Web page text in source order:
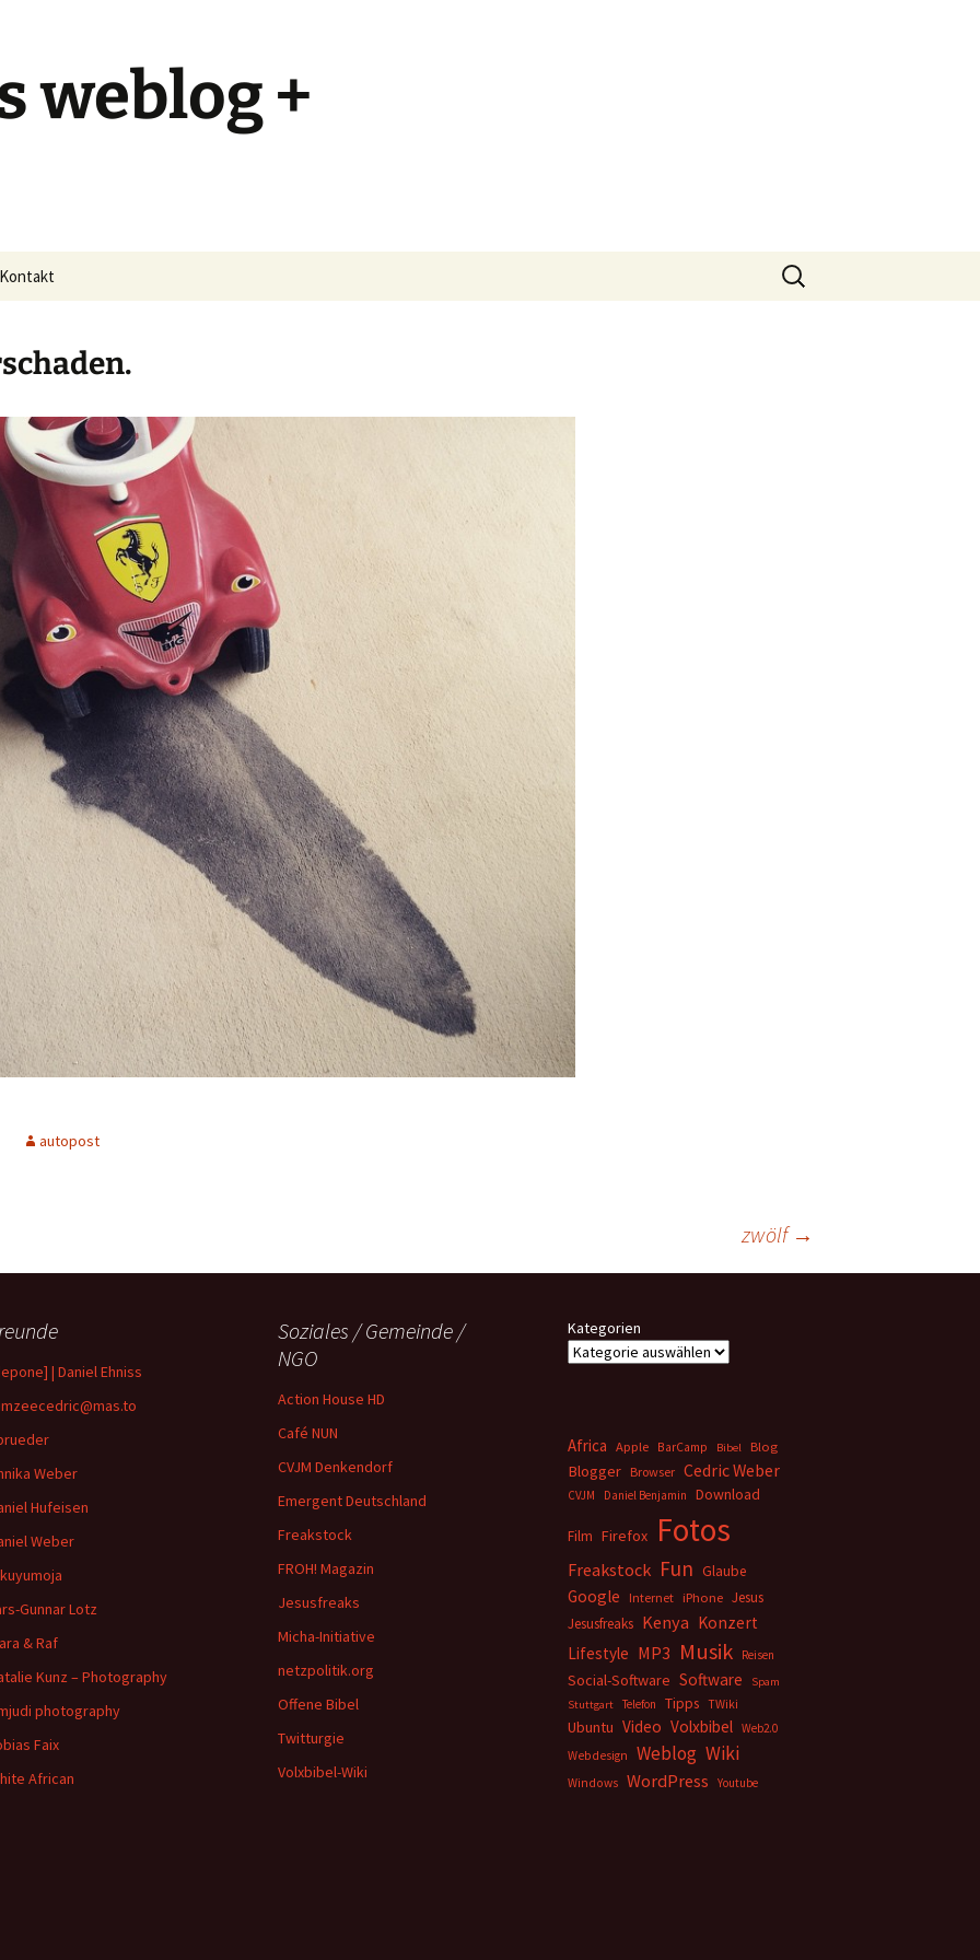
weblog +
Kontakt
Suchen
nach:
autopost
zwölf →
| Daniel Ehniss
Weber
Hufeisen
Weber
Gunnar Lotz
& Raf
Kunz – Photography
photography
Faix
African
Soziales / Gemeinde /
NGO
Action House HD
Café NUN
CVJM Denkendorf
Emergent Deutschland
Freakstock
FROH! Magazin
Jesusfreaks
Micha-Initiative
netzpolitik.org
Offene Bibel
Twitturgie
Volxbibel-Wiki
Kategorien
Africa Apple BarCamp Bibel Blog
Blogger Browser Cedric Weber
CVJM Daniel Benjamin Download
Film Firefox Fotos
Freakstock Fun Glaube
Google Internet iPhone Jesus
Jesusfreaks Kenya Konzert
Lifestyle MP3 Musik Reisen
Social-Software Software
Spam
Stuttgart
Telefon Tipps TWiki
Ubuntu Video Volxbibel Web2.0
Webdesign
Weblog Wiki
Windows WordPress Youtube